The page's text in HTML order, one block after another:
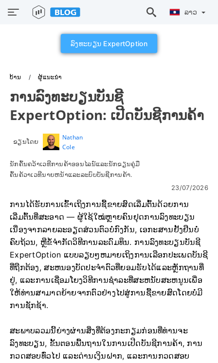
ລາວ
ລົງທະບຽນ ExpertOption
ບ້ານ ຜູ້ແນະນຳ
ການລົງທະບຽນບັນຊີ
ExpertOption: ເປີດບັນຊີການຄ້າ
ຂຽນໂດຍ
Nathan
Cole
ນັກຄົ້ນຄວ້າເວທີການຄ້າອອນໄລນ໌ແລະນັກຂຽນຄູ່ມື
ຄົ້ນຄ້ວາເວທີນາຍຫນ້າແລະລະບົບບັນຊີການຄ້າ.
23/07/2026
ການໄດ້ຮັບການເຂົ້າເຖິງການຊື້ຂາຍສົດເລີ່ມຕົ້ນດ້ວຍການ
ເລີ່ມຕົ້ນທີ່ສະອາດ — ຜູ້ໃຊ້ໃໝ່ຫຼາຍຄົນຢຸດການລົງທະບຽນ
ເນື່ອງຈາກລາຍລະອຽດສ່ວນຕົວບໍ່ກົງກັນ, ເອກະສານຢັ້ງຢືນບໍ່
ຄົບຖ້ວນ, ຫຼືຂໍ້ຈຳກັດວິທີການລະດົມທຶນ. ການລົງທະບຽນບັນຊີ
ExpertOption ແບບລຽບໆຫມາຍເຖິງການເລືອກປະເພດບັນຊີ
ທີ່ຖືກຕ້ອງ, ສະຫນອງບັດປະຈໍາຕົວທີ່ຍອມຮັບໄດ້ແລະຫຼັກຖານທີ່
ຢູ່, ແລະການເຊື່ອມໂຍງວິທີການຊໍາລະທີ່ສະຫນັບສະຫນູນເພື່ອ
ໃຫ້ທ່ານສາມາດຍ້າຍຈາກຕົວຢ່າງໄປສູ່ການຊື້ຂາຍສົດໂດຍບໍ່ມີ
ການຊັກຊ້າ.
ສະພາບລວມນີ້ຍ່າງຜ່ານສິ່ງທີ່ຕ້ອງກະກຽມກ່ອນທີ່ທ່ານຈະ
ລົງທະບຽນ, ຂັ້ນຕອນພື້ນຖານໃນການເປີດບັນຊີການຄ້າ, ການ
ກວດສອບທົ່ວໄປ ແລະດ່ານເງິນຝາກ, ແລະການກວດສອບ